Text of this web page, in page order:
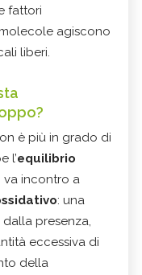
fattori
agiscono
liberi.
è più in grado di
l’equilibrio
va incontro a
: una
presenza,
eccessiva di
della